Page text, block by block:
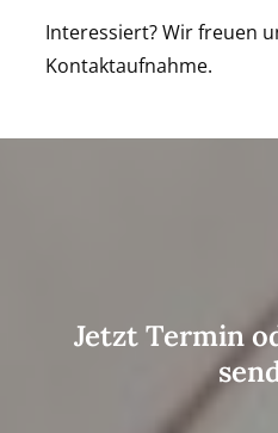
Interessiert? Wir freuen
Kontaktaufnahme.
Jetzt Termin